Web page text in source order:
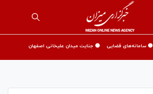
🟡 سامانه‌های قضایی 🟡 جنایت میدان علیخانی اصفهان